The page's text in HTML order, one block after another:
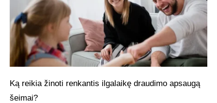
Ką reikia žinoti renkantis ilgalaikę draudimo apsaugą
šeimai?